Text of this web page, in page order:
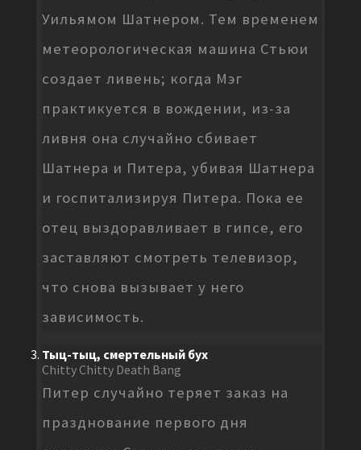
Уильямом Шатнером. Тем временем
метеорологическая машина Стьюи
создает ливень; когда Мэг
практикуется в вождении, из-за
ливня она случайно сбивает
Шатнера и Питера, убивая Шатнера
и госпитализируя Питера. Пока ее
отец выздоравливает в гипсе, его
заставляют смотреть телевизор,
что снова вызывает у него
зависимость.
Тыц-тыц, смертельный бух
Chitty Chitty Death Bang
Питер случайно теряет заказ на
празднование первого дня